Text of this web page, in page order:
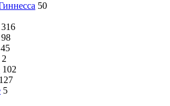
50
316
98
45
2
102
127
5